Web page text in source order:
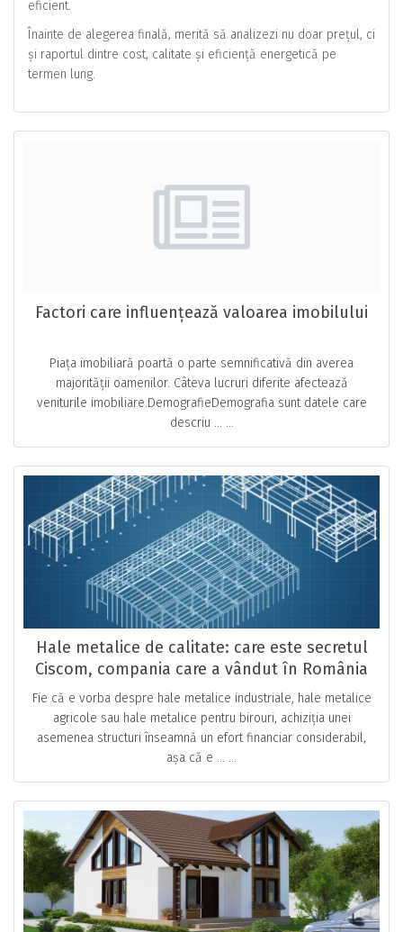
eficient.
Înainte de alegerea finală, merită să analizezi nu doar prețul, ci
și raportul dintre cost, calitate și eficiență energetică pe
termen lung.
Factori care influențează valoarea imobilului
Piața imobiliară poartă o parte semnificativă din averea
majorității oamenilor. Câteva lucruri diferite afectează
veniturile imobiliare.DemografieDemografia sunt datele care
descriu … ...
Hale metalice de calitate: care este secretul
Ciscom, compania care a vândut în România
milioane de astfel de structuri metalice
Fie că e vorba despre hale metalice industriale, hale metalice
agricole sau hale metalice pentru birouri, achiziția unei
asemenea structuri înseamnă un efort financiar considerabil,
așa că e … ...